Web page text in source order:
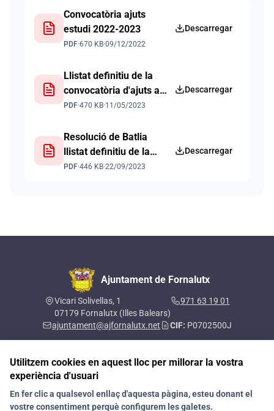
Convocatòria ajuts
estudi 2022-2023
PDF·670 KB·09/12/2022
Descarregar
Llistat definitiu de la
convocatòria d'ajuts a
l'estudi curs 2022-2023
PDF·470 KB·11/05/2023
Descarregar
Resolució de Batlia
llistat definitiu de la
segona convocatòria
PDF·446 KB·22/09/2023
Descarregar
Ajuntament de Fornalutx
Vicari Solivellas, 1
07179 Fornalutx (Illes Balears)
971 63 19 01
ajuntament@ajfornalutx.net CIF: P0702500J
Segueix-nos a les xarxes socials
Utilitzem cookies en aquest lloc per millorar la vostra
experiència d'usuari
En fer clic a qualsevol enllaç d'aquesta pàgina, esteu donant el
vostre consentiment perquè configurem les galetes.